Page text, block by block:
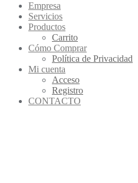
Empresa
Servicios
Productos
Carrito
Cómo Comprar
Política de Privacidad
Mi cuenta
Acceso
Registro
CONTACTO